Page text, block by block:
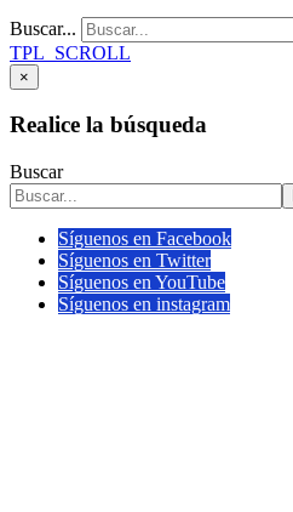
Buscar...
TPL_SCROLL
×
Realice la búsqueda
Buscar
Síguenos en Facebook
Síguenos en Twitter
Síguenos en YouTube
Síguenos en instagram